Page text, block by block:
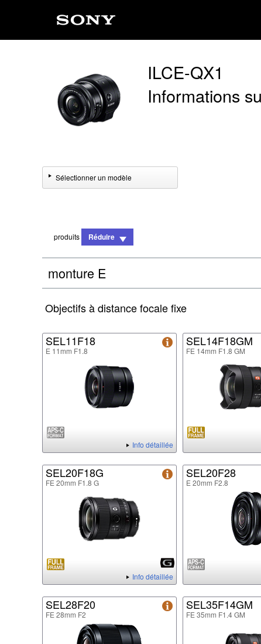
ILCE-QX1
Informations
Sélectionner un modèle
produits Réduire
monture E
Objectifs à distance focale fixe
SEL11F18
E 11mm F1.8
Info détaillée
SEL14F18GM
FE 14mm F1.8 GM
SEL20F18G
FE 20mm F1.8 G
Info détaillée
SEL20F28
E 20mm F2.8
SEL28F20
FE 28mm F2
SEL35F14GM
FE 35mm F1.4 GM